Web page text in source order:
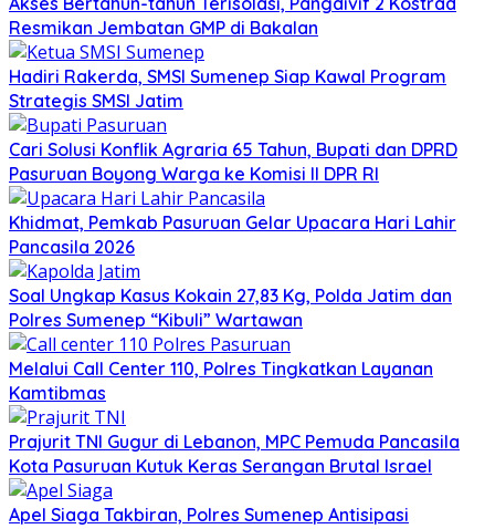
Resmikan Jembatan GMP di Bakalan
Hadiri Rakerda, SMSI Sumenep Siap Kawal Program
Strategis SMSI Jatim
Cari Solusi Konflik Agraria 65 Tahun, Bupati dan DPRD
Pasuruan Boyong Warga ke Komisi II DPR RI
Khidmat, Pemkab Pasuruan Gelar Upacara Hari Lahir
Pancasila 2026
Soal Ungkap Kasus Kokain 27,83 Kg, Polda Jatim dan
Polres Sumenep “Kibuli” Wartawan
Melalui Call Center 110, Polres Tingkatkan Layanan
Kamtibmas
Prajurit TNI Gugur di Lebanon, MPC Pemuda Pancasila
Kota Pasuruan Kutuk Keras Serangan Brutal Israel
Apel Siaga Takbiran, Polres Sumenep Antisipasi